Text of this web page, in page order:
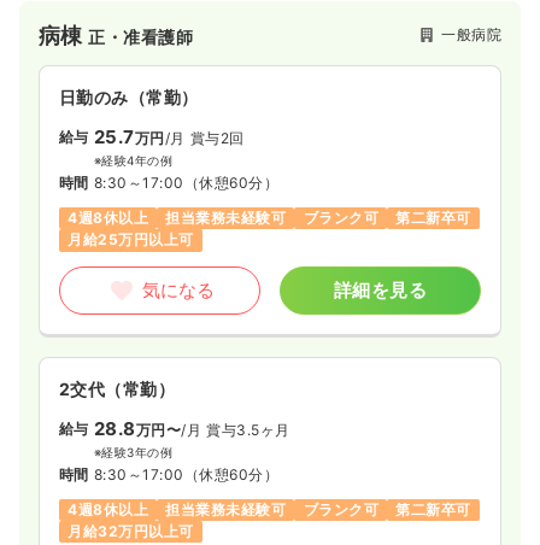
病棟正・准看護師 一般病院
日勤のみ（常勤）
給与 25.7万円 /月 賞与2回
※経験4年の例
時間 8:30～17:00 （休憩60分）
4週8休以上
担当業務未経験可 ブランク可
第二新卒可
月給25万円以上可
気になる 詳細を見る
2交代（常勤）
給与 28.8万円〜/月 賞与3.5ヶ月
※経験3年の例
時間 8:30～17:00 （休憩60分）
4週8休以上
担当業務未経験可 ブランク可
第二新卒可
月給32万円以上可